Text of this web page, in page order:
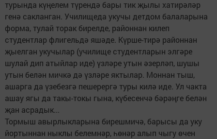
турында күңелем түрендә бары тик җылы хатирәләр
генә сакланган. Училищеда укучы детдом балаларына
форма, тулай торак бирелде, районнан килеп
студентлар флигельдә яшәде. Күрше-тирә районнан
җыелган укучылар (училище студентларын элгәре
шулай дип атыйлар иде) үзләре утын әзерләп, шушы
утын белән мичкә дә үзләре яктылар. Моннан тыш,
ашарга да үзебезгә пешерергә туры килә иде. Ул чакта
ашау ягы да такы-токы гына, күбесенчә бәрәңге белән
җан асрадык...
Тормыш авырлыкларына бирешмичә, барысы да уку
йортыннан ныклы белемнәр, һөнәр алып чыгу өчен